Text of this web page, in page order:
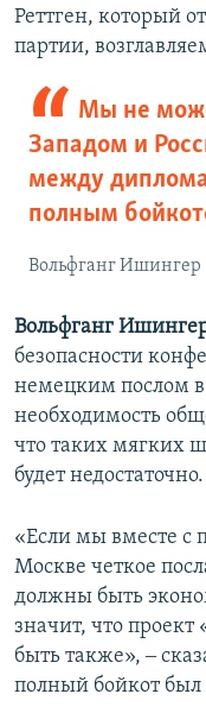
Реттген, который
партии,
Мы не
Западом и
между
полным
Вольфганг Ишингер
Вольфганг
безопасности
немецким послом
необходимость
что таких мягких
будет недостаточно.
«Если мы вместе с
Москве четкое
должны быть
значит, что
быть также», ‒
полный бойкот